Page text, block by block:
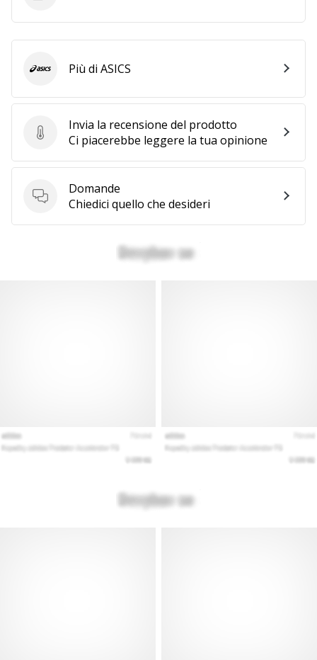
Invia la recensione del prodotto
Invia la recensione del prodotto
Ci piacerebbe leggere la tua opinione
Domande
Domande
Chiedici quello che desideri
ASICSPiù di ASICS